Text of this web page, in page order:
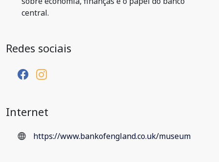
central.
Redes sociais
Internet
https://www.bankofengland.co.uk/museum